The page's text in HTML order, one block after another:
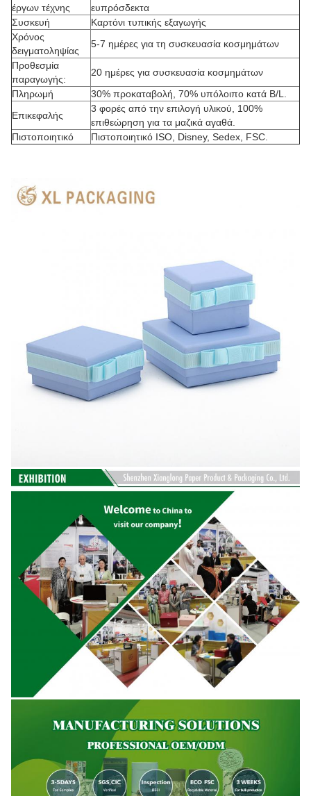
έργων τέχνης
ευπρόσδεκτα
Συσκευή
Καρτόνι τυπικής εξαγωγής
Χρόνος
δειγματοληψίας
5-7 ημέρες για τη συσκευασία κοσμημάτων
Προθεσμία
παραγωγής:
20 ημέρες για συσκευασία κοσμημάτων
Πληρωμή
30% προκαταβολή, 70% υπόλοιπο κατά B/L.
Επικεφαλής
3 φορές από την επιλογή υλικού, 100%
επιθεώρηση για τα μαζικά αγαθά.
Πιστοποιητικό
Πιστοποιητικό ISO, Disney, Sedex, FSC.